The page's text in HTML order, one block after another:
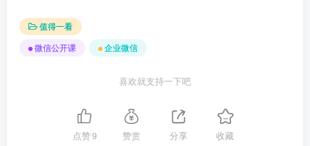
值得一看
微信公开课
企业微信
喜欢就支持一下吧
点赞9 赞赏 分享 收藏